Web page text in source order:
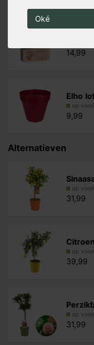
Oké
gesnoeide takken
dragen.
14,99
Elho
op
9,99
Alternatieven
op
31,99
op
39,99
op
31,99